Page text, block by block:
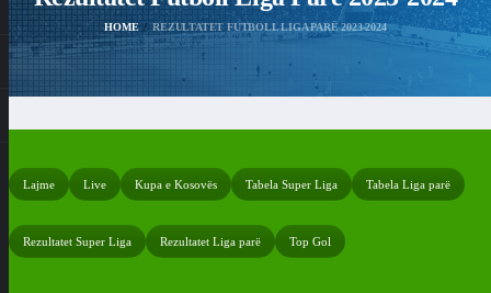
HOME REZULTATET FUTBOLL LIGA PARË 2023-2024
Lajme Live Kupa e Kosovës Tabela Super Liga Tabela Liga parë
Rezultatet Super Liga Rezultatet Liga parë Top Gol